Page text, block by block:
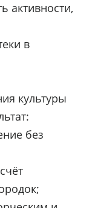
активности,
в
культуры
без